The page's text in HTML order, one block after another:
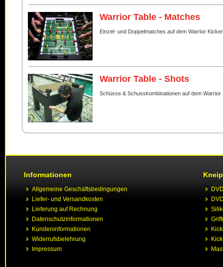
Warrior Table - Matches
Einzel- und Doppelmatches auf dem Warrior Kicker
Warrior Table - Shots
Schüsse & Schusskombinationen auf dem Warrior
Informationen
Allgemeine Geschäftsbedingungen
Liefer- und Versandkosten
Lieferung auf Rechnung
Datenschutzinformationen
Kundeninformationen
Widerrufsbelehrung
Impressum